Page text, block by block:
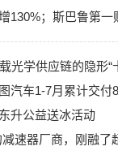
130%；斯巴鲁第
光学供应链的隐形“
汽车1-7月累计交付
升公益送冰活动
速器厂商，刚融了